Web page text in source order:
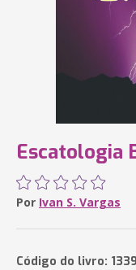
Escatologia
Por Ivan S. Vargas
Código do livro: